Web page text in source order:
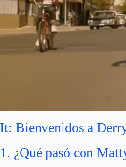
It: Bienvenidos a
1. ¿Qué pasó con